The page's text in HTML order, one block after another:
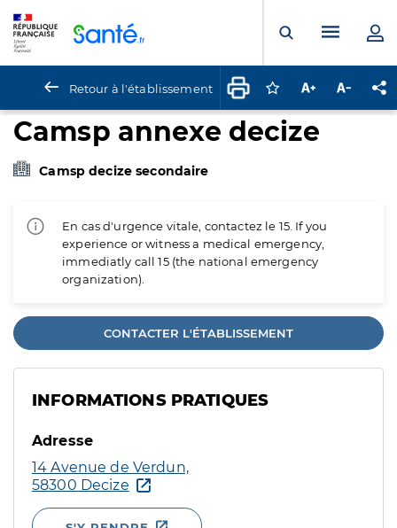
Ouvrir laMenu
Retour à l'établissement Connectez-vous
Augmenter la
Camsp annexe decize
Camsp decize secondaire
En cas d'urgence vitale, contactez le 15. If you
experience or witness a medical emergency,
immediatly call 15 (the national emergency
organization).
CONTACTER L'ÉTABLISSEMENT
INFORMATIONS PRATIQUES
Adresse
14 Avenue de Verdun,
58300 Decize